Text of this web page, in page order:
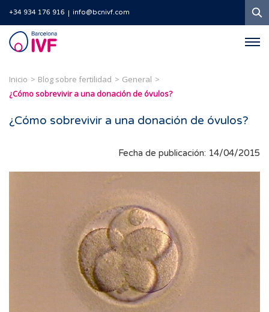
+34 934 176 916 info@bcnivf.com
Barcelona
IVF
Inicio Blog sobre fertilidad
General
¿Cómo sobrevivir a una donación de óvulos?
¿Cómo sobrevivir a una donación de óvulos?
Fecha de publicación: 14/04/2015